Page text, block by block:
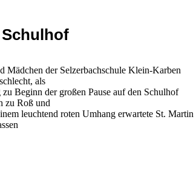
Mädchen der Selzerbachschule Klein-Karben
als
zu Beginn der großen Pause auf den Schulhof
zu Roß und
leuchtend roten Umhang erwartete St. Martin